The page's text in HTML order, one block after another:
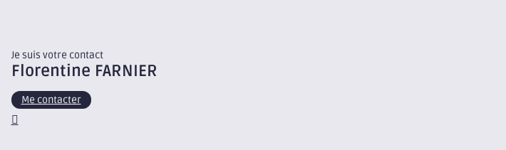
Je suis votre contact
Florentine FARNIER
Me contacter